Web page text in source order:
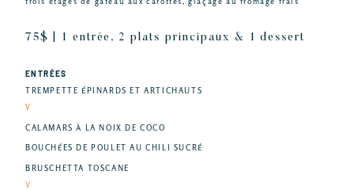
75$ | 1 entrée, 2 plats principaux & 1 dessert
ENTRÉES
TREMPETTE ÉPINARDS ET ARTICHAUTS
V
CALAMARS À LA NOIX DE COCO
BOUCHÉES DE POULET AU CHILI SUCRÉ
BRUSCHETTA TOSCANE
V